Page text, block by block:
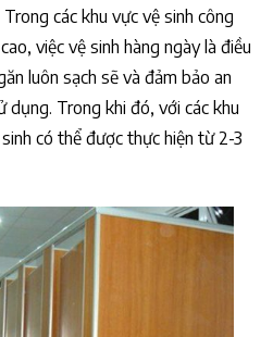
các khu vực vệ sinh công
việc vệ sinh hàng ngày là điều
luôn sạch sẽ và đảm bảo an
Trong khi đó, với các khu
có thể được thực hiện từ 2-3